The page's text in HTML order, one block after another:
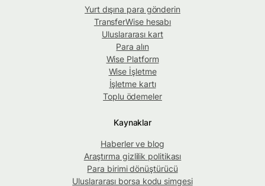
Yurt dışına para gönderin
TransferWise hesabı
Uluslararası kart
Para alın
Wise Platform
Wise İşletme
İşletme kartı
Toplu ödemeler
Kaynaklar
Haberler ve blog
Araştırma gizlilik politikası
Para birimi dönüştürücü
Uluslararası borsa kodu simgesi